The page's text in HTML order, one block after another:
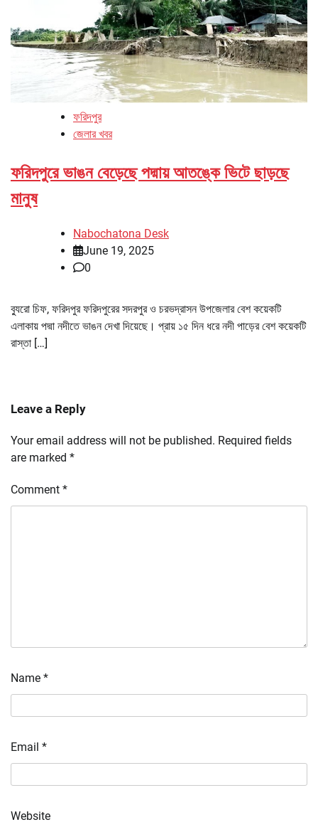
ফরিদপুর
জেলার খবর
ফরিদপুরে ভাঙন বেড়েছে পদ্মায় আতঙ্কে ভিটে ছাড়ছে
মানুষ
Nabochatona Desk
June 19, 2025
0
ব্যুরো চিফ, ফরিদপুর ফরিদপুরের সদরপুর ও চরভদ্রাসন উপজেলার বেশ কয়েকটি
এলাকায় পদ্মা নদীতে ভাঙন দেখা দিয়েছে। প্রায় ১৫ দিন ধরে নদী পাড়ের বেশ কয়েকটি
রাস্তা […]
Leave a Reply
Your email address will not be published. Required fields
are marked *
Comment *
Name *
Email *
Website